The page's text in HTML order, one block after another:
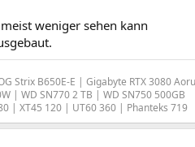
weniger sehen kann
Strix B650E-E | Gigabyte RTX 3080
| WD SN770 2 TB | WD SN750 500GB
| XT45 120 | UT60 360 | Phanteks 719​